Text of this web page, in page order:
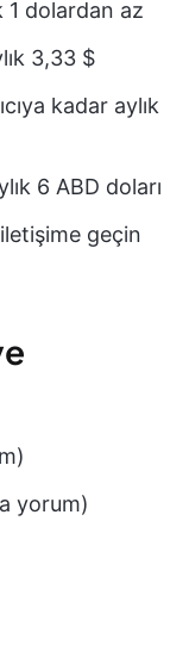
1 dolardan az
3,33 $
kadar aylık
6 ABD doları
geçin
yorum)